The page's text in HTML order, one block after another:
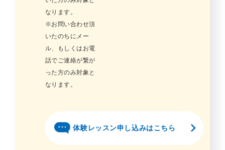
なります。
※お問い合わせ頂
いたのちにメー
ル、もしくはお電
話でご連絡が繋が
った方のみ対象と
なります。
体験レッスン申し込みはこちら